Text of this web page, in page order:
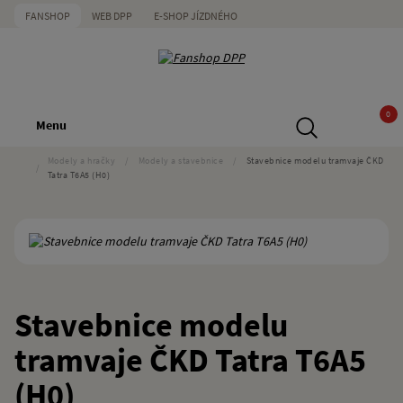
FANSHOP WEB DPP E-SHOP JÍZDNÉHO
Menu
0
Modely a hračky Modely a stavebnice
Stavebnice modelu tramvaje ČKD
Tatra T6A5 (H0)
Stavebnice modelu
tramvaje ČKD Tatra T6A5